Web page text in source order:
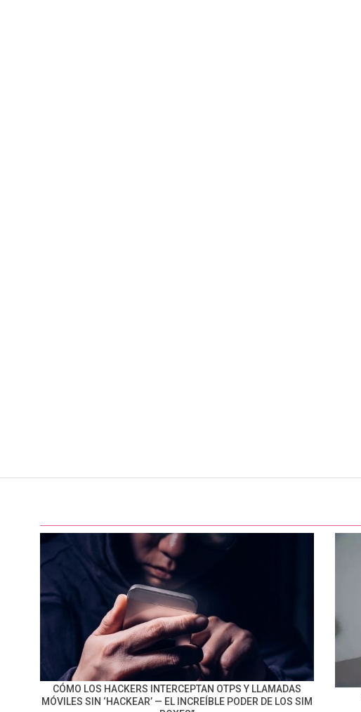
CÓMO LOS HACKERS INTERCEPTAN OTPS Y LLAMADAS
MÓVILES SIN ‘HACKEAR’ — EL INCREÍBLE PODER DE LOS SIM